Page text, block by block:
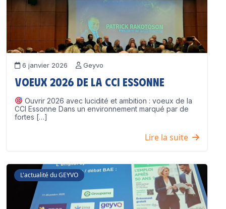
6 janvier 2026 Geyvo
Voeux 2026 de la CCI Essonne
Ouvrir 2026 avec lucidité et ambition : voeux de la
CCI Essonne Dans un environnement marqué par de
fortes […]
Lire la suite
L'actualité du GEYVO